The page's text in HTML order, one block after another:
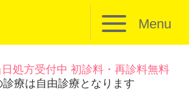
Menu
処方受付中 初診料・再診料無料
診療は自由診療となります